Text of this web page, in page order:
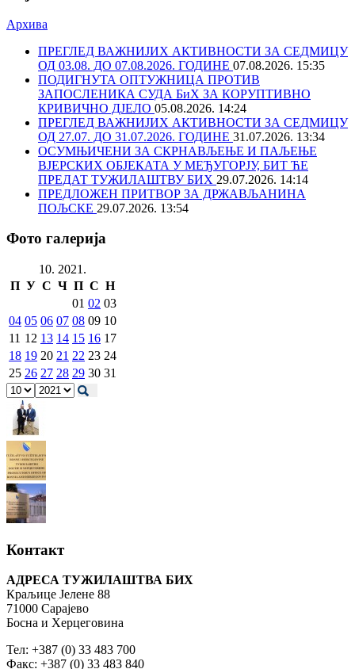
Архива
ПРЕГЛЕД ВАЖНИЈИХ АКТИВНОСТИ ЗА СЕДМИЦУ
ОД 03.08. ДО 07.08.2026. ГОДИНЕ 07.08.2026. 15:35
ПОДИГНУТА ОПТУЖНИЦА ПРОТИВ
ЗАПОСЛЕНИКА СУДА БиХ ЗА КОРУПТИВНО
КРИВИЧНО ДЈЕЛО 05.08.2026. 14:24
ПРЕГЛЕД ВАЖНИЈИХ АКТИВНОСТИ ЗА СЕДМИЦУ
ОД 27.07. ДО 31.07.2026. ГОДИНЕ 31.07.2026. 13:34
ОСУМЊИЧЕНИ ЗА СКРНАВЉЕЊЕ И ПАЉЕЊЕ
ВЈЕРСКИХ ОБЈЕКАТА У МЕЂУГОРЈУ, БИТ ЋЕ
ПРЕДАТ ТУЖИЛАШТВУ БИХ 29.07.2026. 14:14
ПРЕДЛОЖЕН ПРИТВОР ЗА ДРЖАВЉАНИНА
ПОЉСКЕ 29.07.2026. 13:54
Фото галерија
10. 2021.
П У С Ч П С Н
01 02 03
04 05 06 07 08 09 10
11 12 13 14 15 16 17
18 19 20 21 22 23 24
25 26 27 28 29 30 31
Контакт
АДРЕСА ТУЖИЛАШТВА БИХ
Краљице Јелене 88
71000 Сарајево
Босна и Херцеговина
Тел: +387 (0) 33 483 700
Факс: +387 (0) 33 483 840